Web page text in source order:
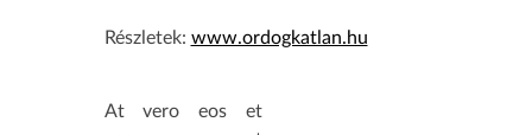
Részletek: www.ordogkatlan.hu
At vero eos et